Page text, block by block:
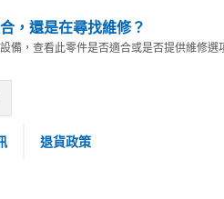
，還是在尋找維修？
備，查看此零件是否適合或是否提供維修選
退貨政策